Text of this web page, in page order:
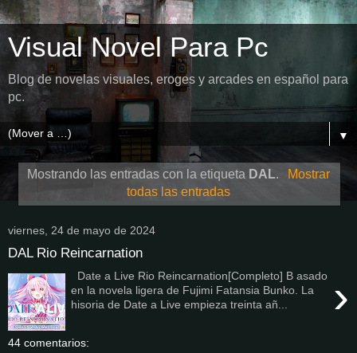
Visual Novel Para Pc
Blog de novelas visuales, eroges y arcades en español para
pc.
▼
Mostrando las entradas con la etiqueta DAL.
Mostrar
todas las entradas
viernes, 24 de mayo de 2024
DAL Rio Reincarnation
›
Date a Live Rio Reincarnation[Completo] B asado
en la novela ligera de Fujimi Fatansia Bunko. La
hisoria de Date a Live empieza treinta añ...
44 comentarios: